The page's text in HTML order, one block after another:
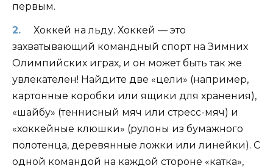
первым.
Хоккей на льду. Хоккей — это
захватывающий командный спорт на Зимних
Олимпийских играх, и он может быть так же
увлекателен! Найдите две «цели» (например,
картонные коробки или ящики для хранения),
«шайбу» (теннисный мяч или стресс-мяч) и
«хоккейные клюшки» (рулоны из бумажного
полотенца, деревянные ложки или линейки). С
одной командой на каждой стороне «катка»,